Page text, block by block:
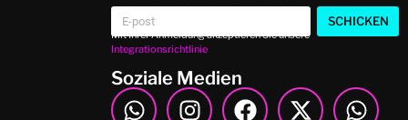
SCHICKEN
Mit Ihrer Anmeldung akzeptieren Sie unsere
Integrationsrichtlinie
Soziale Medien